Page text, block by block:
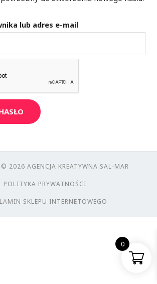
lub adres e-mail
2026 AGENCJA KREATYWNA SAL-MAR
POLITYKA PRYWATNOŚCI
SKLEPU INTERNETOWEGO
0